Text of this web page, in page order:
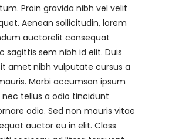
Proin gravida nibh vel velit
Aenean sollicitudin, lorem
auctorelit consequat
sagittis sem nibh id elit. Duis
amet nibh vulputate cursus a
Morbi accumsan ipsum
nec tellus a odio tincidunt
odio. Sed non mauris vitae
auctor eu in elit. Class